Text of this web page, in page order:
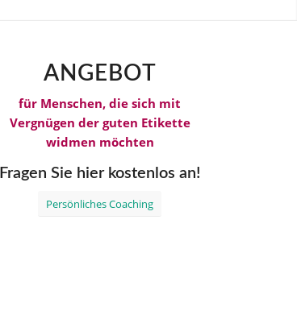
ANGEBOT
für Menschen, die sich mit
Vergnügen der guten Etikette
widmen möchten
Fragen Sie hier kostenlos an!
Persönliches Coaching